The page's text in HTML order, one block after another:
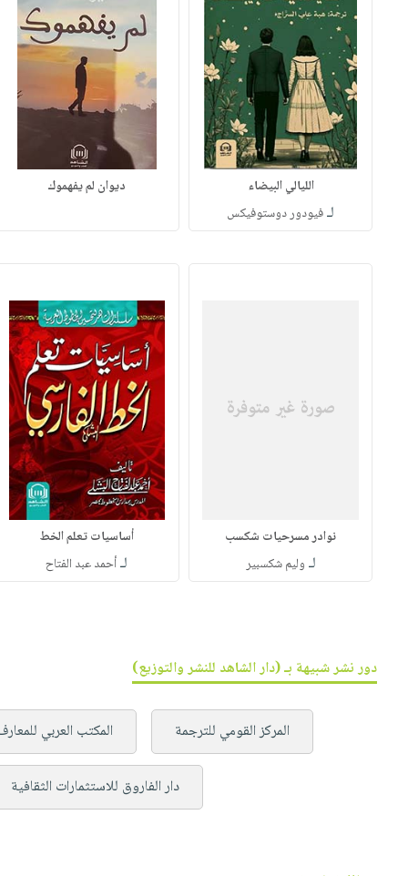
الليالي البيضاء
لـفيودور دوستوفيكس
ديوان لم يفهموك
نوادر مسرحيات شكسب
لـ وليم شكسبير
أساسيات تعلم الخط
لـأحمد عبد الفتاح
دور نشر شبيهة بـ (دار الشاهد للنشر والتوزيع)
المركز القومي للترجمة المكتب العربي
دار الفاروق للاستثمارات الثقافية